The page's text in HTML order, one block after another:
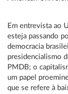
Em entrevista ao
esteja passando
democracia
presidencialismo
PMDB; o
um papel
que se refere à